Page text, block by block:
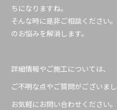
ちになりますね。
そんな時に是非ご相談ください
のお悩みを解消します。
詳細情報やご施工については、
ご不明な点やご質問がございまし
お気軽にお問い合わせください。